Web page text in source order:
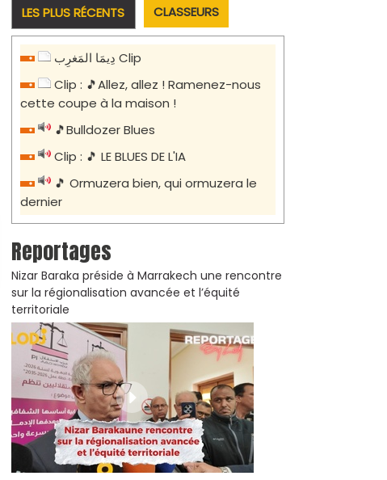
LES PLUS RÉCENTS CLASSEURS
دِيمَا المَغرِب Clip
Clip : 🎵Allez, allez ! Ramenez-nous
cette coupe à la maison !
🎵Bulldozer Blues
Clip : 🎵 LE BLUES DE L'IA
🎵 Ormuzera bien, qui ormuzera le
dernier
Reportages
Nizar Baraka préside à Marrakech une rencontre
sur la régionalisation avancée et l’équité
territoriale